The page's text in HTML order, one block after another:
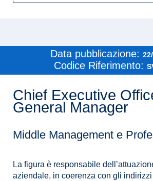
Data pubblicazione:
Codice Riferimento:
Chief Executive
General Manager
Middle Management e
La figura è responsabile
aziendale, in coerenza con gli